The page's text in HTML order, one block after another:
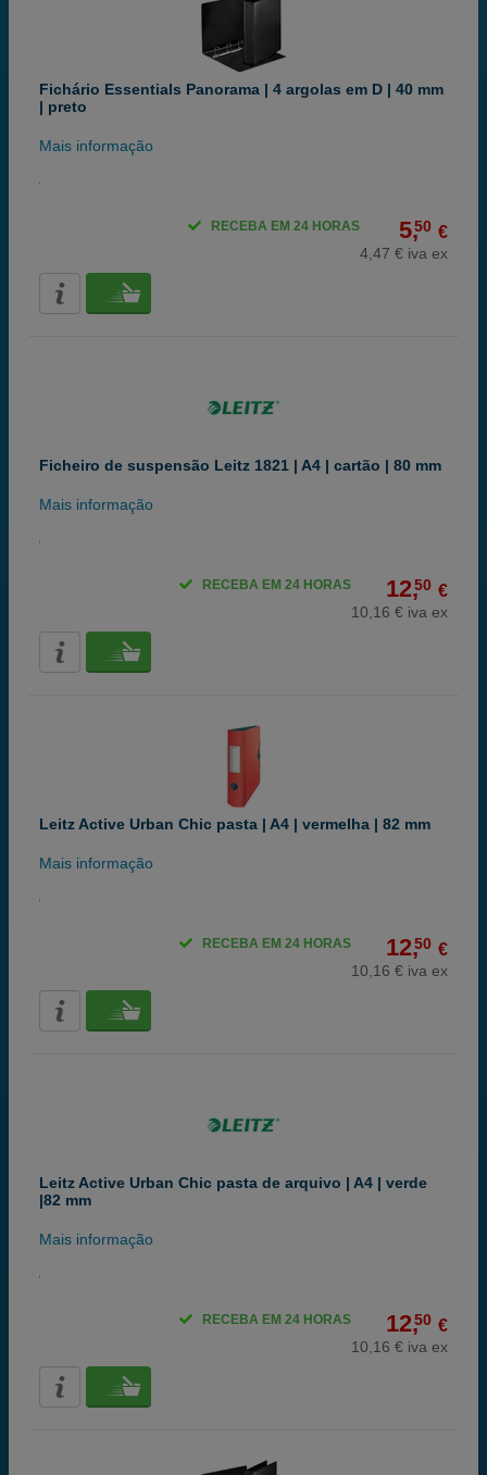
Fichário Essentials Panorama | 4 argolas em D | 40 mm
| preto
Mais informação
5,50 €
4,47 € iva ex
RECEBA EM 24 HORAS
Ficheiro de suspensão Leitz 1821 | A4 | cartão | 80 mm
Mais informação
12,50 €
10,16 € iva ex
RECEBA EM 24 HORAS
Leitz Active Urban Chic pasta | A4 | vermelha | 82 mm
Mais informação
12,50 €
10,16 € iva ex
RECEBA EM 24 HORAS
Leitz Active Urban Chic pasta de arquivo | A4 | verde
|82 mm
Mais informação
12,50 €
10,16 € iva ex
RECEBA EM 24 HORAS